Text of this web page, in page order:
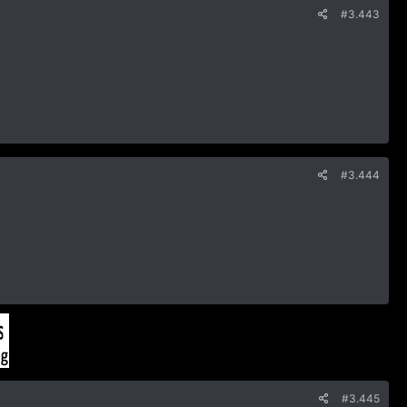
#3.443
#3.444
#3.445